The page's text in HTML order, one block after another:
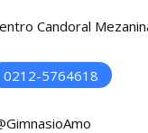
Candoral
0212-5764618